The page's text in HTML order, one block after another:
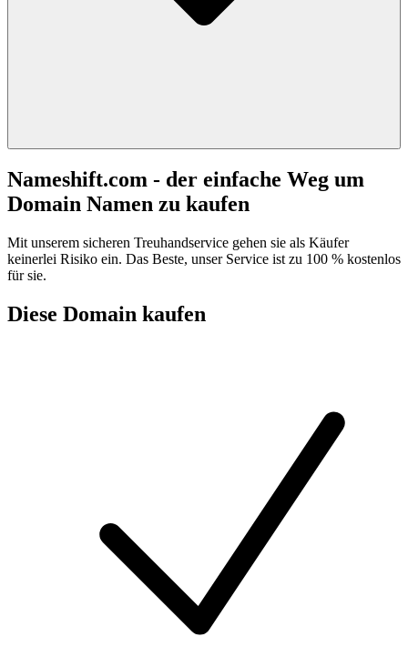
Nameshift.com - der einfache Weg um
Domain Namen zu kaufen
Mit unserem sicheren Treuhandservice gehen sie als Käufer
keinerlei Risiko ein. Das Beste, unser Service ist zu 100 % kostenlos
für sie.
Diese Domain kaufen